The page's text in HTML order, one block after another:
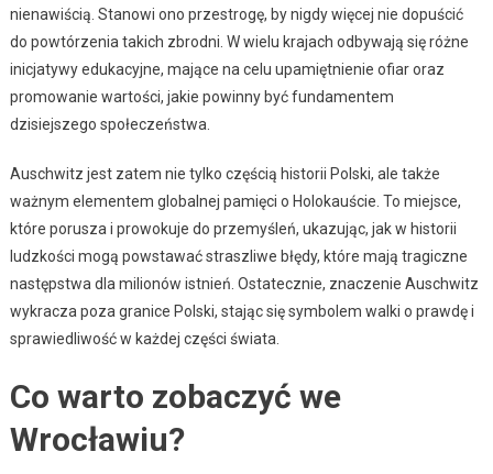
nienawiścią. Stanowi ono przestrogę, by nigdy więcej nie dopuścić
do powtórzenia takich zbrodni. W wielu krajach odbywają się różne
inicjatywy edukacyjne, mające na celu upamiętnienie ofiar oraz
promowanie wartości, jakie powinny być fundamentem
dzisiejszego społeczeństwa.
Auschwitz jest zatem nie tylko częścią historii Polski, ale także
ważnym elementem globalnej pamięci o Holokauście. To miejsce,
które porusza i prowokuje do przemyśleń, ukazując, jak w historii
ludzkości mogą powstawać straszliwe błędy, które mają tragiczne
następstwa dla milionów istnień. Ostatecznie, znaczenie Auschwitz
wykracza poza granice Polski, stając się symbolem walki o prawdę i
sprawiedliwość w każdej części świata.
Co warto zobaczyć we
Wrocławiu?